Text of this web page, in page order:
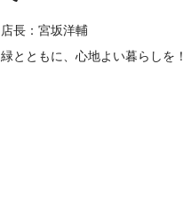
店長：宮坂洋輔
緑とともに、心地よい暮らしを！